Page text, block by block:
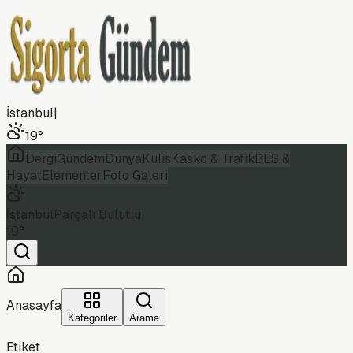
İstanbul|
19°
DergiGündemDünyaKulisKasko & TrafikBES &
HayatElementerFoto Galeri
Anasayfa
Kategoriler Arama
Etiket